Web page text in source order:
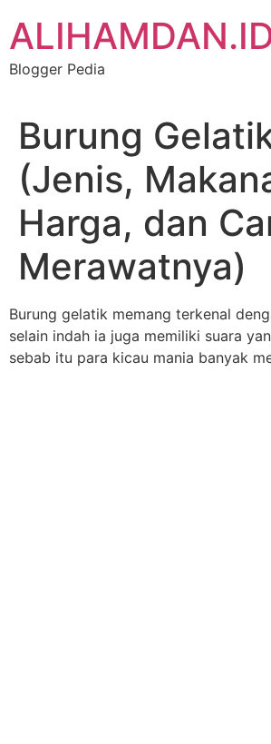
content
Blogger Pedia
Burung
(Jenis,
Harga, dan
Merawatnya)
Burung gelatik memang terkenal
selain indah ia juga memiliki suara
sebab itu para kicau mania banyak